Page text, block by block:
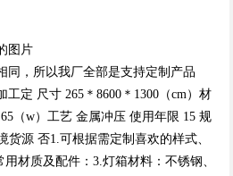
图片
同，所以我厂全部是支持定制产品
定 尺寸 265＊8600＊1300（cm）材
（w）工艺 金属冲压 使用年限 15 规
货源 否1.可根据需定制喜欢的样式、
材质及配件：3.灯箱材料：不锈钢、